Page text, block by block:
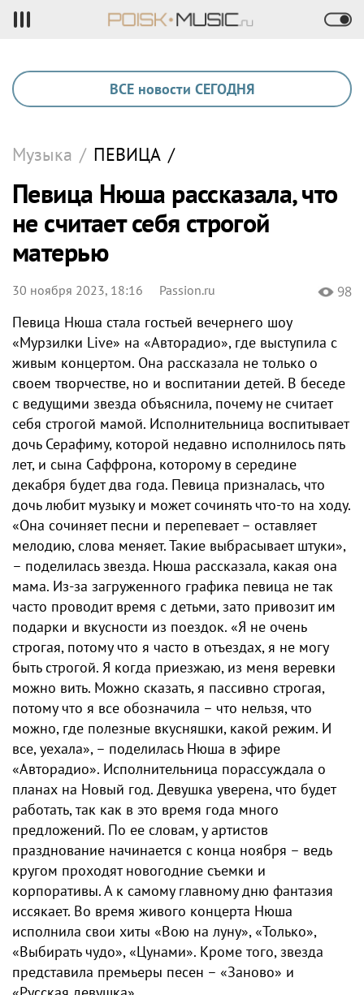
ВСЕ новости СЕГОДНЯ
Музыка / ПЕВИЦА /
Певица Нюша рассказала, что
не считает себя строгой
матерью
30 ноября 2023, 18:16 Passion.ru 98
Певица Нюша стала гостьей вечернего шоу
«Мурзилки Live» на «Авторадио», где выступила с
живым концертом. Она рассказала не только о
своем творчестве, но и воспитании детей. В беседе
с ведущими звезда объяснила, почему не считает
себя строгой мамой. Исполнительница воспитывает
дочь Серафиму, которой недавно исполнилось пять
лет, и сына Саффрона, которому в середине
декабря будет два года. Певица призналась, что
дочь любит музыку и может сочинять что-то на ходу.
«Она сочиняет песни и перепевает – оставляет
мелодию, слова меняет. Такие выбрасывает штуки»,
– поделилась звезда. Нюша рассказала, какая она
мама. Из-за загруженного графика певица не так
часто проводит время с детьми, зато привозит им
подарки и вкусности из поездок. «Я не очень
строгая, потому что я часто в отъездах, я не могу
быть строгой. Я когда приезжаю, из меня веревки
можно вить. Можно сказать, я пассивно строгая,
потому что я все обозначила – что нельзя, что
можно, где полезные вкусняшки, какой режим. И
все, уехала», – поделилась Нюша в эфире
«Авторадио». Исполнительница порассуждала о
планах на Новый год. Девушка уверена, что будет
работать, так как в это время года много
предложений. По ее словам, у артистов
празднование начинается с конца ноября – ведь
кругом проходят новогодние съемки и
корпоративы. А к самому главному дню фантазия
иссякает. Во время живого концерта Нюша
исполнила свои хиты «Вою на луну», «Только»,
«Выбирать чудо», «Цунами». Кроме того, звезда
представила премьеры песен – «Заново» и